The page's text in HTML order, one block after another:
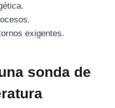
exigentes.
sonda de